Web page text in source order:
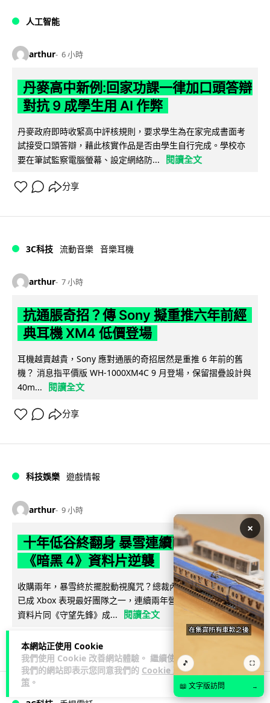
本網站正使用 Cookie
我們使用 Cookie 改善網站體驗。 繼續使用
我們的網站即表示您同意我們的 Cookie 政
策 。
人工智能
arthur 6 小時
丹麥高中新例:回家功課一律加口頭答辯
對抗 9 成學生用 AI 作弊
丹麥政府即時收緊高中評核規則，要求學生為在家完成書面考
試接受口頭答辯，藉此核實作品是否由學生自行完成。學校亦
要在筆試監察電腦螢幕、設定網絡防...
閱讀全文
分享
3C科技 流動音樂 音樂耳機
arthur 7 小時
抗通脹奇招？傳 Sony 擬重推六年前經
典耳機 XM4 低價登場
耳機越賣越貴，Sony 應對通脹的奇招居然是重推 6 年前的舊
機？ 消息指平價版 WH-1000XM4C 9 月登場，保留摺疊設計與
40m...
閱讀全文
分享
科技娛樂 遊戲情報
arthur 9 小時
十年低谷終翻身 暴雪連續兩年增長 靠
《暗黑 4》資料片逆襲
收購兩年，暴雪終於擺脫動視魔咒？總裁內部電郵流出：暴雪
已成 Xbox 表現最好團隊之一，連續兩年營收增長。《暗黑 4》
資料片同《守望先鋒》成...
閱讀全文
12 分享
×
🎵 ⛶
📖 文字版訪問 →